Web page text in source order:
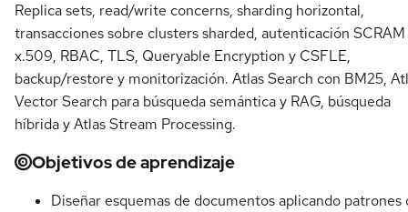
Replica sets, read/write concerns, sharding horizontal,
transacciones sobre clusters sharded, autenticación
x.509, RBAC, TLS, Queryable Encryption y CSFLE,
backup/restore y monitorización. Atlas Search con BM25,
Vector Search para búsqueda semántica y RAG, búsqueda
híbrida y Atlas Stream Processing.
Objetivos de aprendizaje
Diseñar esquemas de documentos aplicando patrones